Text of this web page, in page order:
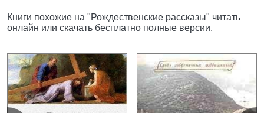
Книги похожие на "Рождественские рассказы" читать
онлайн или скачать бесплатно полные версии.